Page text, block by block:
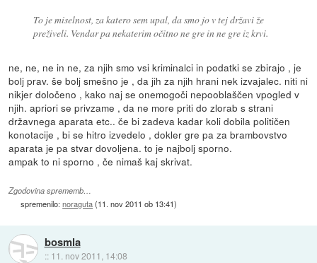
To je miselnost, za katero sem upal, da smo jo v tej državi že
preživeli. Vendar pa nekaterim očitno ne gre in ne gre iz krvi.
ne, ne, ne in ne, za njih smo vsi kriminalci in podatki se zbirajo , je
bolj prav. še bolj smešno je , da jih za njih hrani nek izvajalec. niti ni
nikjer določeno , kako naj se onemogoči nepooblaščen vpogled v
njih. apriori se privzame , da ne more priti do zlorab s strani
državnega aparata etc.. če bi zadeva kadar koli dobila političen
konotacije , bi se hitro izvedelo , dokler gre pa za brambovstvo
aparata je pa stvar dovoljena. to je najbolj sporno.
ampak to ni sporno , če nimaš kaj skrivat.
Zgodovina sprememb…
spremenilo:noraguta(11. nov 2011 ob 13:41)
bosmla
:: 11. nov 2011, 14:08